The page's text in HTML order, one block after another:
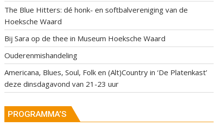
The Blue Hitters: dé honk- en softbalvereniging van de
Hoeksche Waard
Bij Sara op de thee in Museum Hoeksche Waard
Ouderenmishandeling
Americana, Blues, Soul, Folk en (Alt)Country in ‘De Platenkast’
deze dinsdagavond van 21-23 uur
PROGRAMMA’S